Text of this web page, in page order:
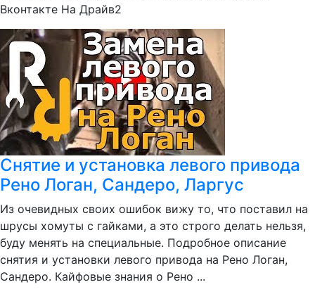
Вконтакте На Драйв2
Снятие и установка левого привода
Рено Логан, Сандеро, Ларгус
Из очевидных своих ошибок вижу то, что поставил на
шрусы хомуты с гайками, а это строго делать нельзя,
буду менять на специальные. Подробное описание
снятия и установки левого привода на Рено Логан,
Сандеро. Кайфовые знания о Рено ...